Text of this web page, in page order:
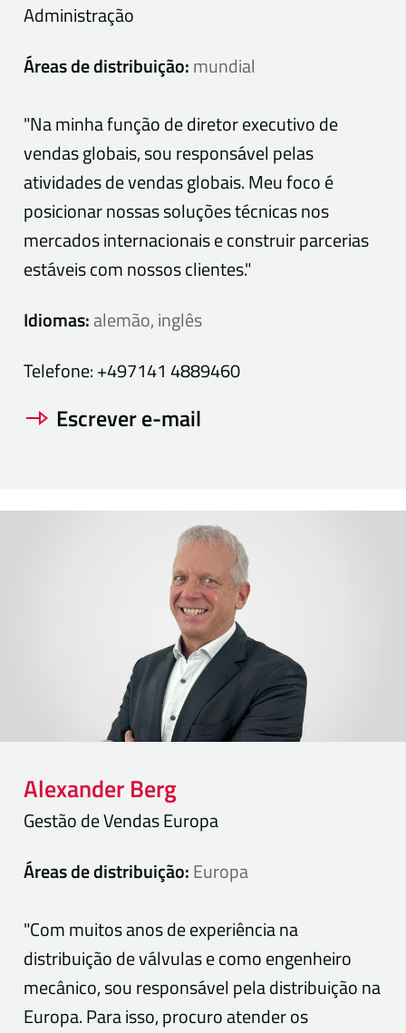
Administração
Áreas de distribuição:mundial
"Na minha função de diretor executivo de
vendas globais, sou responsável pelas
atividades de vendas globais. Meu foco é
posicionar nossas soluções técnicas nos
mercados internacionais e construir parcerias
estáveis com nossos clientes."
Idiomas:alemão, inglês
Telefone:+497141 4889460
Escrever e-mail
Alexander Berg
Gestão de Vendas Europa
Áreas de distribuição:Europa
"Com muitos anos de experiência na
distribuição de válvulas e como engenheiro
mecânico, sou responsável pela distribuição na
Europa. Para isso, procuro atender os